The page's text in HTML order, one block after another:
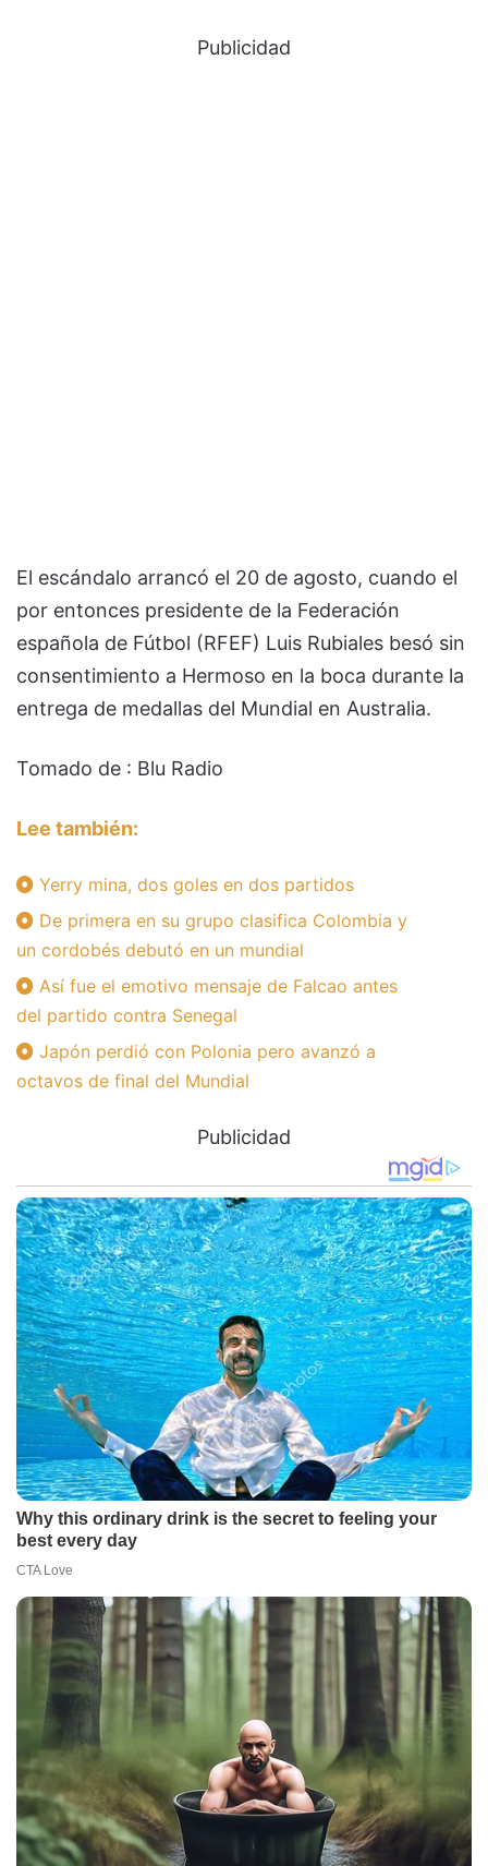
Publicidad
El escándalo arrancó el 20 de agosto, cuando el
por entonces presidente de la Federación
española de Fútbol (RFEF) Luis Rubiales besó sin
consentimiento a Hermoso en la boca durante la
entrega de medallas del Mundial en Australia.
Tomado de : Blu Radio
Lee también:
Yerry mina, dos goles en dos partidos
De primera en su grupo clasifica Colombia y
un cordobés debutó en un mundial
Así fue el emotivo mensaje de Falcao antes
del partido contra Senegal
Japón perdió con Polonia pero avanzó a
octavos de final del Mundial
Publicidad